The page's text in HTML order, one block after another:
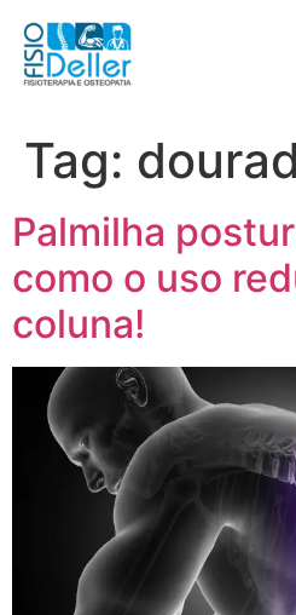
Tag:
Palmilha
como o uso
coluna!